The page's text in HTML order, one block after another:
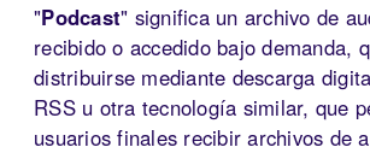
"Podcast" significa un archivo de
recibido o accedido bajo demanda,
distribuirse mediante descarga
RSS u otra tecnología similar, que
usuarios finales recibir archivos de